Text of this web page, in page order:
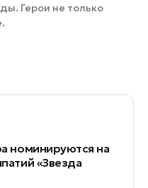
номинируются на
«Звезда
Герои не только